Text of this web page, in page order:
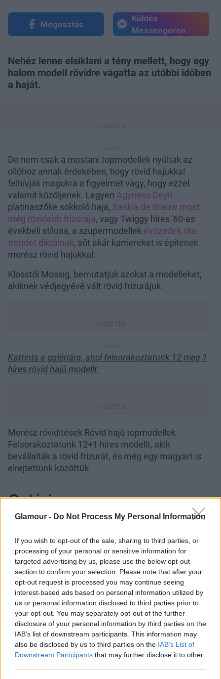
Glamour - Do Not Process My Personal Information
If you wish to opt-out of the sale, sharing to third parties, or
processing of your personal or sensitive information for
targeted advertising by us, please use the below opt-out
section to confirm your selection. Please note that after your
opt-out request is processed you may continue seeing
interest-based ads based on personal information utilized by
us or personal information disclosed to third parties prior to
your opt-out. You may separately opt-out of the further
disclosure of your personal information by third parties on the
IAB’s list of downstream participants. This information may
also be disclosed by us to third parties on the IAB’s List of
Downstream Participants that may further disclose it to other
Megosztás
Küldés
Messengeren
Nehéz lenne elsiklani a tény mellett, hogy egy
halom modell rövidre vágatta az utóbbi időben
a haját.
De nem csak a mostani topmodellek nyúltak az
ollóhoz annak érdekében, hogy rövid hajukkal
felhívják magukra a figyelmet vagy, hogy ezzel
valamit közöljenek. Legyen Agyness Deyn
platinaszőke sokkoló haja, Saskia de Brauw most
még rövidebb frizurája, vagy Twiggy híres '60-as
évekbeli stílusa, a szupermodellek évtizedek óta
trendet diktálnak, sőt akár karriereket is építenek
merész rövid hajukkal.
Klosstól Mossig, bemutatjuk azokat a modelleket,
akiknek védjegyévé vált rövid frizurájuk.
Kattints a galériára, ahol felsorakoztatunk 12 meg 1
híres rövid hajú modellt:
Merész rövidítések Rövid hajú topmodellek
Felsorakoztatunk 12+1 híres modellt, akik
bevállalták a rövid frizurát, és még egy magyart is
elrejtettünk közöttük.
Galéria